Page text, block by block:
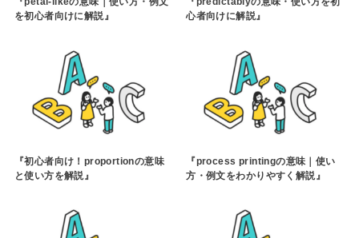
を初心者向けに解説』
心者向けに解説』
『初心者向け！proportionの意味
と使い方を解説』
『process printingの意味｜使い
方・例文をわかりやすく解説』